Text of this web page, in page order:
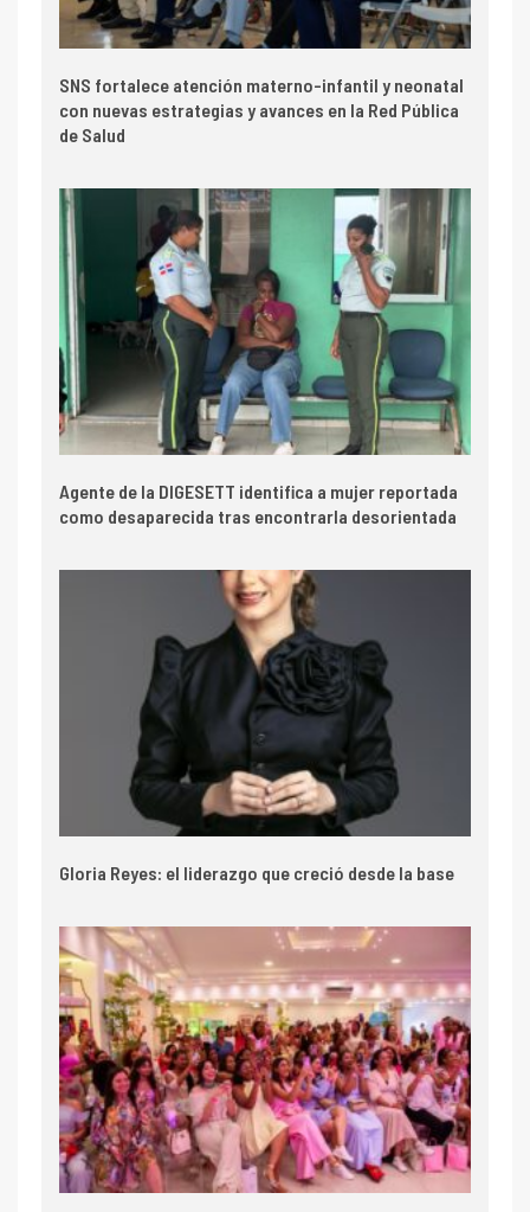
SNS fortalece atención materno-infantil y neonatal
con nuevas estrategias y avances en la Red Pública
de Salud
Agente de la DIGESETT identifica a mujer reportada
como desaparecida tras encontrarla desorientada
Gloria Reyes: el liderazgo que creció desde la base